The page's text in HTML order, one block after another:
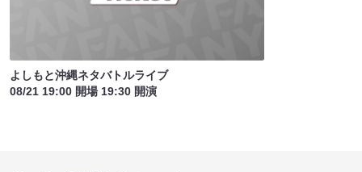
よしもと沖縄ネタバトルライブ
08/21 19:00 開場 19:30 開演